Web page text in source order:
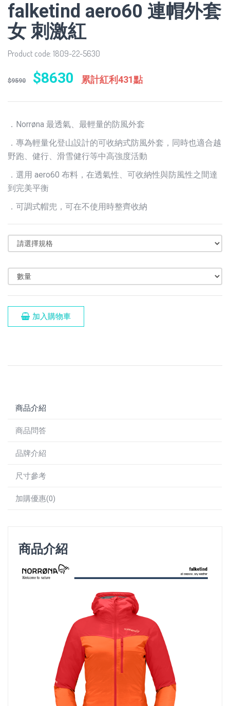
falketind aero60 連帽外套
女 刺激紅
Product code: 1809-22-5630
$9590 $8630 累計紅利431點
．Norrøna 最透氣、最輕量的防風外套
．專為輕量化登山設計的可收納式防風外套，同時也適合越
野跑、健行、滑雪健行等中高強度活動
．選用 aero60 布料，在透氣性、可收納性與防風性之間達
到完美平衡
．可調式帽兜，可在不使用時整齊收納
加入購物車
商品介紹
商品問答
品牌介紹
尺寸參考
加購優惠(0)
商品介紹